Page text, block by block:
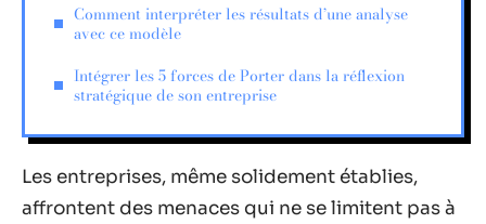
Comment interpréter les résultats d’une analyse
avec ce modèle
Intégrer les 5 forces de Porter dans la réflexion
stratégique de son entreprise
Les entreprises, même solidement établies,
affrontent des menaces qui ne se limitent pas à